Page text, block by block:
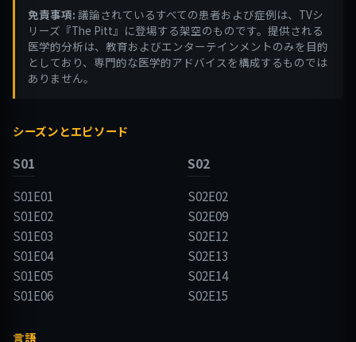
免責事項: 議論されているすべての患者および症例は、TVシ
リーズ『The Pitt』に登場する架空のものです。提供される
医学的分析は、教育およびエンターテインメントのみを目的
としており、専門的な医学的アドバイスを構成するものでは
ありません。
シーズンとエピソード
S01
S01E01
S01E02
S01E03
S01E04
S01E05
S01E06
S02
S02E02
S02E09
S02E12
S02E13
S02E14
S02E15
言語